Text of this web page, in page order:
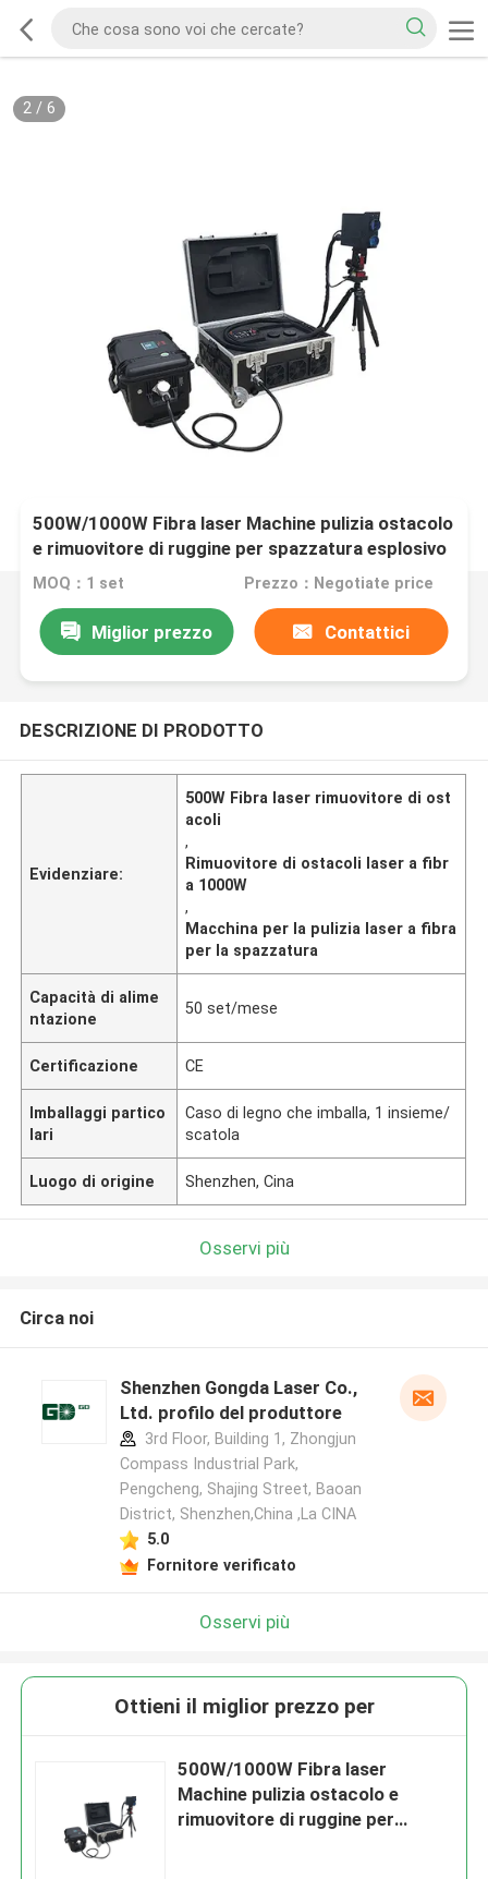
2/ 6
500W/1000W Fibra laser Machine pulizia ostacolo
e rimuovitore di ruggine per spazzatura esplosivo
MOQ：1 set Prezzo：Negotiate price
Miglior prezzo Contattici
DESCRIZIONE DI PRODOTTO
Evidenziare:
500W Fibra laser rimuovitore di ost
acoli
,
Rimuovitore di ostacoli laser a fibr
a 1000W
,
Macchina per la pulizia laser a fibra
per la spazzatura
Capacità di alime
ntazione
50 set/mese
Certificazione CE
Imballaggi partico
lari
Caso di legno che imballa, 1 insieme/
scatola
Luogo di origine Shenzhen, Cina
Osservi più
Circa noi
Shenzhen Gongda Laser Co.,
Ltd. profilo del produttore
3rd Floor, Building 1, Zhongjun
Compass Industrial Park,
Pengcheng, Shajing Street, Baoan
District, Shenzhen,China ,La CINA
5.0
Fornitore verificato
Osservi più
Ottieni il miglior prezzo per
500W/1000W Fibra laser
Machine pulizia ostacolo e
rimuovitore di ruggine per